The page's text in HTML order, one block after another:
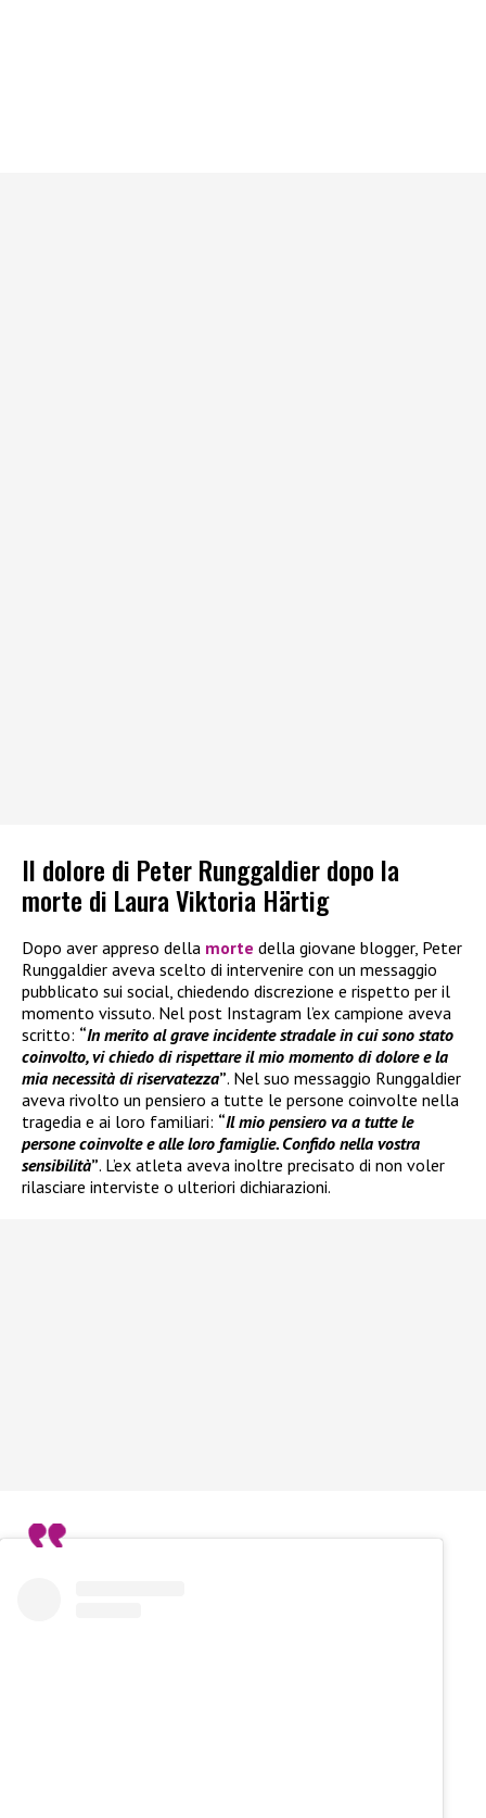
Il dolore di Peter Runggaldier dopo la
morte di Laura Viktoria Härtig
Dopo aver appreso della morte della giovane blogger, Peter
Runggaldier aveva scelto di intervenire con un messaggio
pubblicato sui social, chiedendo discrezione e rispetto per il
momento vissuto. Nel post Instagram l’ex campione aveva
scritto: “In merito al grave incidente stradale in cui sono stato
coinvolto, vi chiedo di rispettare il mio momento di dolore e la
mia necessità di riservatezza”. Nel suo messaggio Runggaldier
aveva rivolto un pensiero a tutte le persone coinvolte nella
tragedia e ai loro familiari: “Il mio pensiero va a tutte le
persone coinvolte e alle loro famiglie. Confido nella vostra
sensibilità”. L’ex atleta aveva inoltre precisato di non voler
rilasciare interviste o ulteriori dichiarazioni.